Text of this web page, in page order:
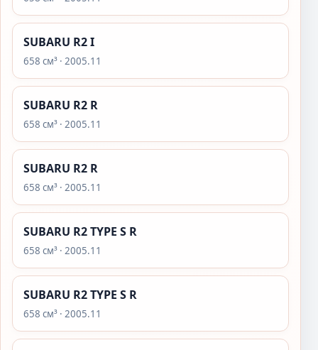
SUBARU R2 I
658 см³ · 2005.11
SUBARU R2 R
658 см³ · 2005.11
SUBARU R2 R
658 см³ · 2005.11
SUBARU R2 TYPE S R
658 см³ · 2005.11
SUBARU R2 TYPE S R
658 см³ · 2005.11